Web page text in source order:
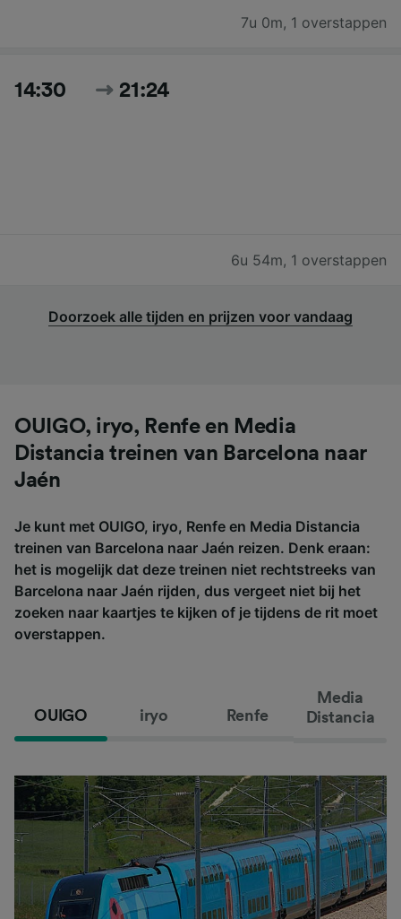
7u 0m, 1 overstappen
14:30 21:24
6u 54m, 1 overstappen
Doorzoek alle tijden en prijzen voor vandaag
OUIGO, iryo, Renfe en Media
Distancia treinen van Barcelona naar
Jaén
Je kunt met OUIGO, iryo, Renfe en Media Distancia
treinen van Barcelona naar Jaén reizen. Denk eraan:
het is mogelijk dat deze treinen niet rechtstreeks van
Barcelona naar Jaén rijden, dus vergeet niet bij het
zoeken naar kaartjes te kijken of je tijdens de rit moet
overstappen.
OUIGO iryo Renfe
Media
Distancia